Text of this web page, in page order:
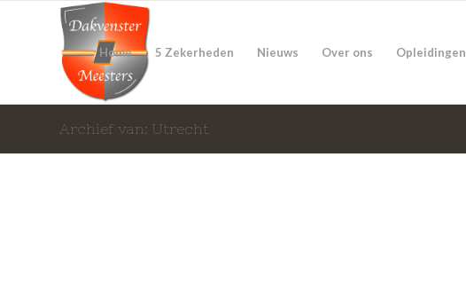
Home 5 Zekerheden Nieuws Over ons Opleidingen
Archief van: Utrecht